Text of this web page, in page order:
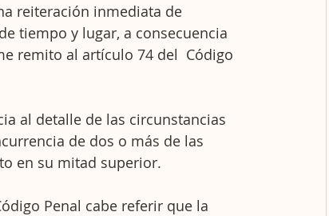
reiteración inmediata de
tiempo y lugar, a consecuencia
remito al artículo 74 del  Código
al detalle de las circunstancias
de dos o más de las
en su mitad superior.
Penal cabe referir que la